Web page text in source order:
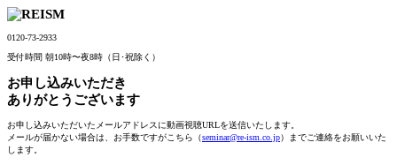
0120-73-2933
受付時間 朝10時〜夜8時（日･祝除く）
お申し込みいただき
ありがとうございます
お申し込みいただいたメールアドレスに動画視聴URLを送信いたします。
メールが届かない場合は、お手数ですがこちら（seminar@re-ism.co.jp）までご連絡をお願いいた
します。